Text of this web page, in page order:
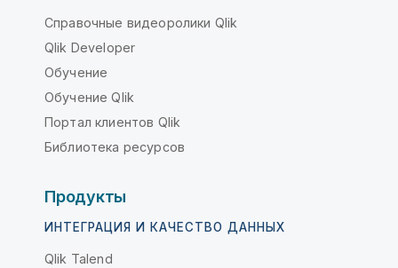
Справочные видеоролики Qlik
Qlik Developer
Обучение
Обучение Qlik
Портал клиентов Qlik
Библиотека ресурсов
Продукты
ИНТЕГРАЦИЯ И КАЧЕСТВО ДАННЫХ
Qlik Talend